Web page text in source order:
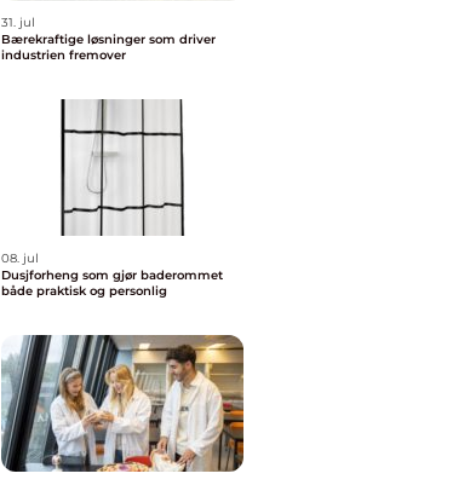
31. jul
Bærekraftige løsninger som driver
industrien fremover
08. jul
Dusjforheng som gjør baderommet
både praktisk og personlig